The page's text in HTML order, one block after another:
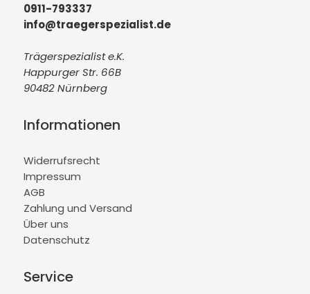
0911-793337
info@traegerspezialist.de
Trägerspezialist e.K.
Happurger Str. 66B
90482 Nürnberg
Informationen
Widerrufsrecht
Impressum
AGB
Zahlung und Versand
Über uns
Datenschutz
Service